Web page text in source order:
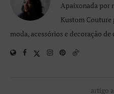
Apaixonada por
Kustom Couture
moda, acessórios e decoração de
artigo